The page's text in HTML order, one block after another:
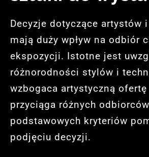
Decyzje dotyczące artystów
mają duży wpływ na odbiór
ekspozycji. Istotne jest
różnorodności stylów i
wzbogaca artystyczną ofertę
przyciąga różnych
podstawowych kryteriów
podjęciu decyzji.